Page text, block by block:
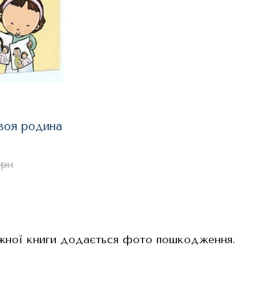
книги додається фото пошкодження.
родина